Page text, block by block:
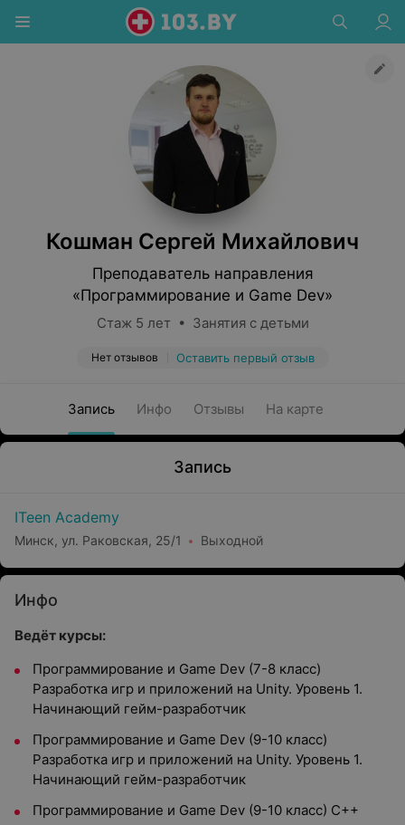
Кошман Сергей Михайлович
Преподаватель направления
«Программирование и Game Dev»
Стаж 5 лет • Занятия с детьми
Нет отзывов Оставить первый отзыв
Запись Инфо Отзывы На карте
Запись
ITeen Academy
Минск, ул. Раковская, 25/1 Выходной
Инфо
Ведёт курсы:
Программирование и Game Dev (7-8 класс)
Разработка игр и приложений на Unity. Уровень 1.
Начинающий гейм-разработчик
Программирование и Game Dev (9-10 класс)
Разработка игр и приложений на Unity. Уровень 1.
Начинающий гейм-разработчик
Программирование и Game Dev (9-10 класс) C++